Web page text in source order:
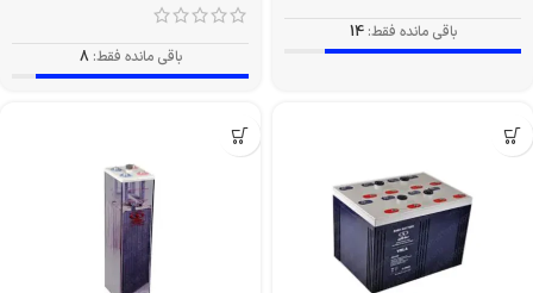
باقی مانده فقط: 14
باقی مانده فقط: 8